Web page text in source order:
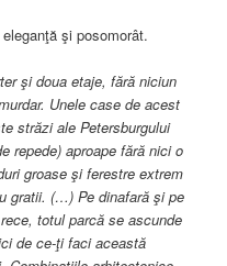
şi posomorât.
şi doua etaje, fără niciun
Unele case de acest
străzi ale Petersburgului
repede) aproape fără nici o
groaseşi ferestre extrem
gratii. (…) Pe dinafară şi pe
totul parcă se ascunde
de ce-ţi faci această